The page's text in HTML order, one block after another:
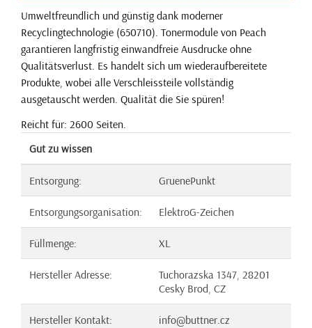
Umweltfreundlich und günstig dank moderner
Recyclingtechnologie (650710). Tonermodule von Peach
garantieren langfristig einwandfreie Ausdrucke ohne
Qualitätsverlust. Es handelt sich um wiederaufbereitete
Produkte, wobei alle Verschleissteile vollständig
ausgetauscht werden. Qualität die Sie spüren!
Reicht für: 2600 Seiten.
Gut zu wissen
Entsorgung: GruenePunkt
Entsorgungsorganisation: ElektroG-Zeichen
Füllmenge: XL
Hersteller Adresse:
Tuchorazska 1347, 28201
Cesky Brod, CZ
Hersteller Kontakt: info@buttner.cz